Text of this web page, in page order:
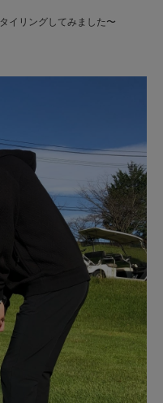
イリングしてみました〜